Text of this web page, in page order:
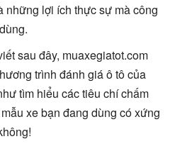
những lợi ích thực sự mà công
sau đây, muaxegiatot.com
trình đánh giá ô tô của
tìm hiểu các tiêu chí chấm
xe bạn đang dùng có xứng